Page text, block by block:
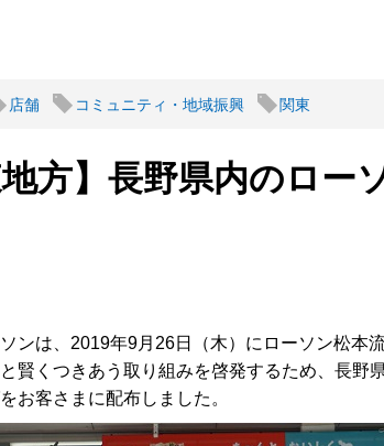
店舗 コミュニティ・地域振興 関東
地方】長野県内のロ
ンは、2019年9月26日（木）にローソン松本
賢くつきあう取り組みを啓発するため、長
お客さまに配布しました。